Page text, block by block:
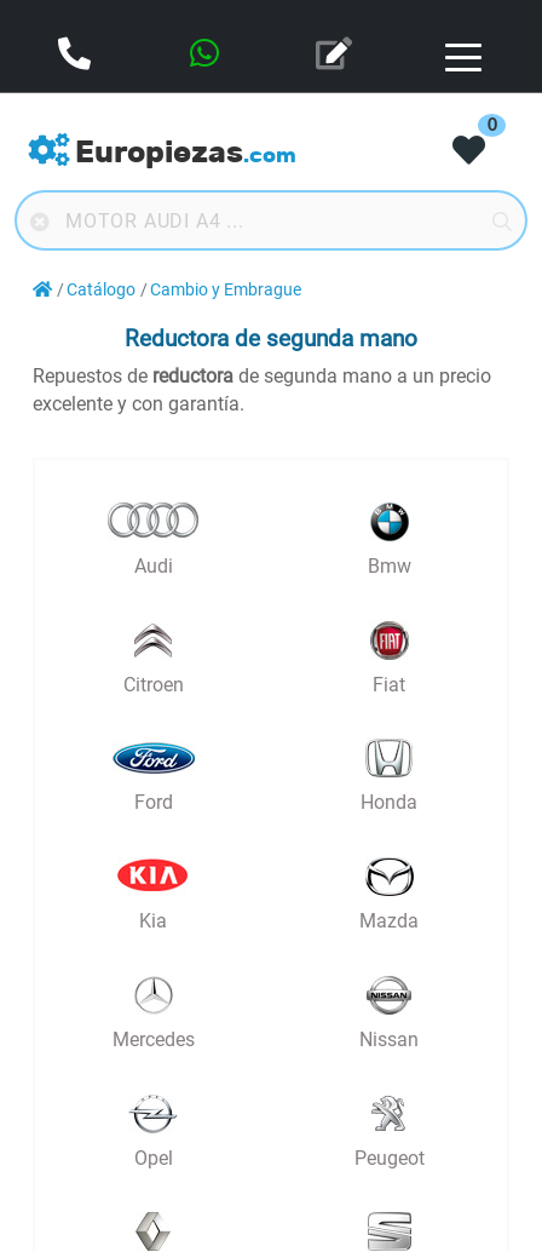
Europiezas.com
0
Catálogo Cambio y Embrague
Reductora de segunda mano
Repuestos de reductora de segunda mano a un precio
excelente y con garantía.
Audi Bmw
Citroen Fiat
Ford Honda
Kia Mazda
Mercedes Nissan
Opel Peugeot